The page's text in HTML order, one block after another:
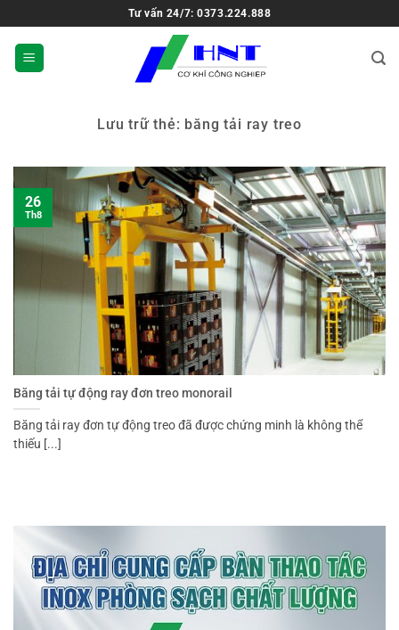
Tư vấn 24/7: 0373.224.888
Lưu trữ thẻ: băng tải ray treo
Băng tải tự động ray đơn treo monorail
Băng tải ray đơn tự động treo đã được chứng minh là không thể
thiếu [...]
26
Th8